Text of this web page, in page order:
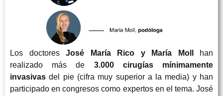
Los doctores José María Rico y María Moll
han
realizado más de 3.000 cirugías mínimamente
invasivas del pie (cifra muy superior a la media) y han
participado en congresos como expertos en el tema. José